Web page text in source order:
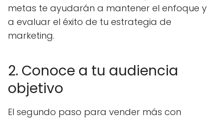
metas te ayudarán a mantener el enfoque y
a evaluar el éxito de tu estrategia de
marketing.
2. Conoce a tu audiencia
objetivo
El segundo paso para vender más con